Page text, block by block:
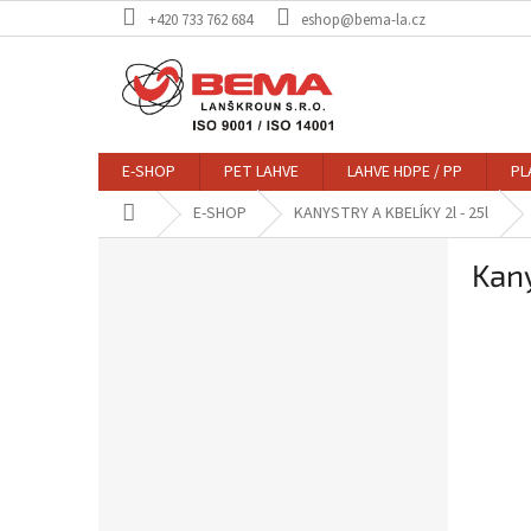
na
+420 733 762 684 eshop@bema-la.cz
E-SHOP PET LAHVE LAHVE HDPE / PP
Domů E-SHOP KANYSTRY A KBELÍKY 2l - 25l